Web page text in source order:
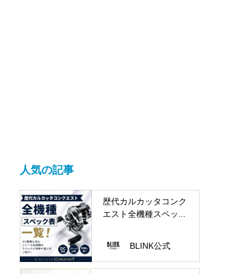
人気の記事
歴代カルカッタコンク
エスト全機種スペッ...
BLINK公式